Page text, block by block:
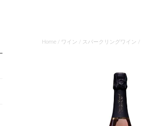
Home/ ワイン / スパークリングワイン /